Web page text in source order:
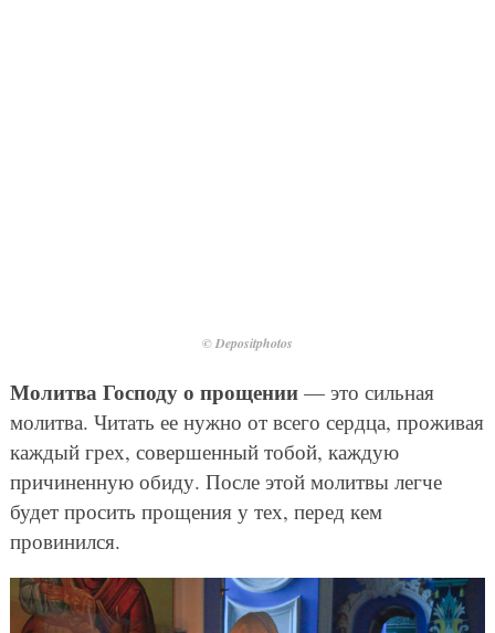
© Depositphotos
Молитва Господу о прощении— это сильная
молитва. Читать ее нужно от всего сердца, проживая
каждый грех, совершенный тобой, каждую
причиненную обиду. После этой молитвы легче
будет просить прощения у тех, перед кем
провинился.